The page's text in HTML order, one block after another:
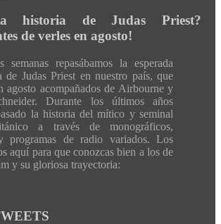
la historia de Judas Priest?
de verles en agosto!
semanas repasábamos la esperada
de Judas Priest en nuestro país, que
agosto acompañados de Airbourne y
Durante los últimos años
la historia del mítico y seminal
a través de monográficos,
programas de radio variados. Los
aquí para que conozcas bien a los de
y su gloriosa trayectoria: